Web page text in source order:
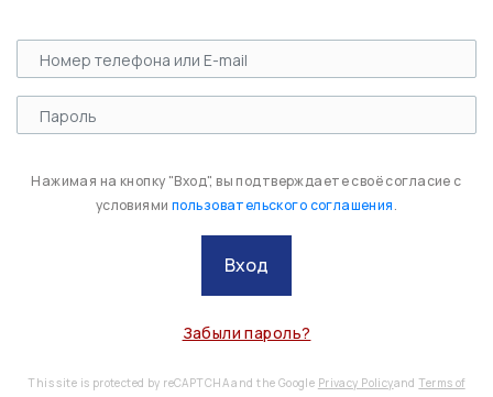
Нажимая на кнопку "Вход", вы подтверждаете своё согласие с
условиями пользовательского соглашения.
Вход
Забыли пароль?
This site is protected by reCAPTCHA and the Google Privacy PolicyandTerms of